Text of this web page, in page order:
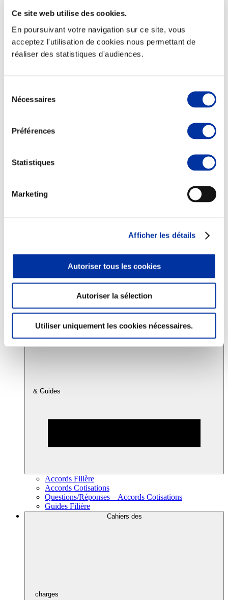
Ce site web utilise des cookies.
En poursuivant votre navigation sur ce site, vous
acceptez l'utilisation de cookies nous permettant de
réaliser des statistiques d'audiences.
Nécessaires
Préférences
Statistiques
Marketing
Afficher les détails
Autoriser tous les cookies
Autoriser la sélection
Utiliser uniquement les cookies nécessaires.
Elevage
Consommation
Sécurité sanitaire
Juste rémunération et attractivité des métiers
Info-veille scientifique
Accords
& Guides
Accords Filière
Accords Cotisations
Questions/Réponses – Accords Cotisations
Guides Filière
Cahiers des
charges